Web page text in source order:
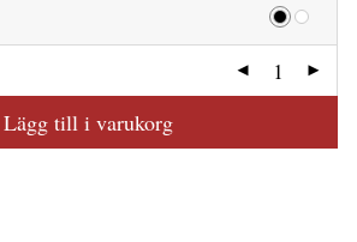
Lägg till i varukorg